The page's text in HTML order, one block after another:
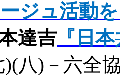
ジュ活動
達吉 『日
)(八) －六全